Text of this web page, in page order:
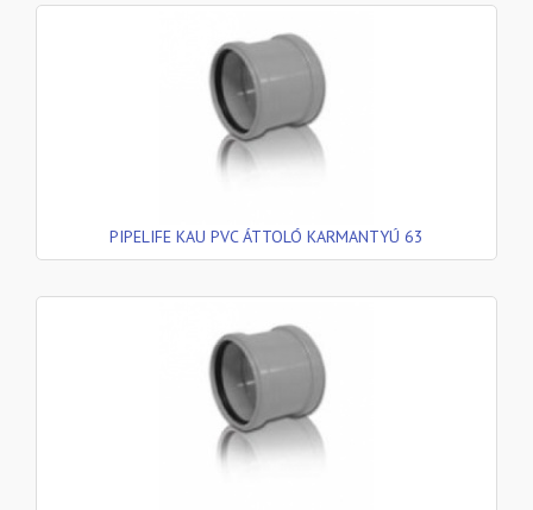
PIPELIFE KAU PVC ÁTTOLÓ KARMANTYÚ 63